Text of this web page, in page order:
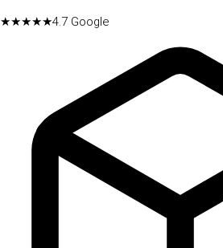
★★★★★4.7 Google